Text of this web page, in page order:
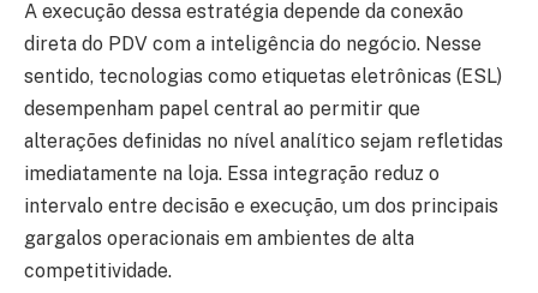
A execução dessa estratégia depende da conexão
direta do PDV com a inteligência do negócio. Nesse
sentido, tecnologias como etiquetas eletrônicas (ESL)
desempenham papel central ao permitir que
alterações definidas no nível analítico sejam refletidas
imediatamente na loja. Essa integração reduz o
intervalo entre decisão e execução, um dos principais
gargalos operacionais em ambientes de alta
competitividade.